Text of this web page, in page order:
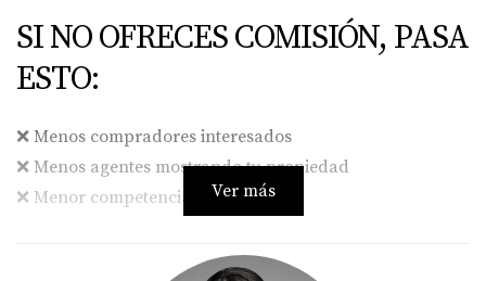
SI NO OFRECES COMISIÓN, PASA
ESTO:
❌ Menos compradores interesados
❌ Menos agentes mostrando tu propiedad
❌ Menor competencia entre ofertas
Ver más